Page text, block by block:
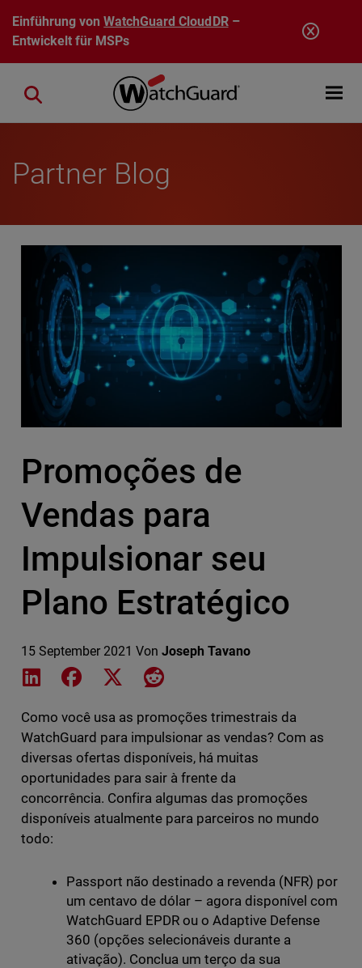
Direkt zum Inhalt
Einführung vonWatchGuard CloudDR–
Entwickelt für MSPs
Open
Close search
Partner Blog
Promoções de
Vendas para
Impulsionar seu
Plano Estratégico
15 September 2021 Von Joseph Tavano
Share on LinkedIn
Share on Facebook
Share on XShare on Reddit
Como você usa as promoções trimestrais da
WatchGuard para impulsionar as vendas? Com as
diversas ofertas disponíveis, há muitas
oportunidades para sair à frente da
concorrência. Confira algumas das promoções
disponíveis atualmente para parceiros no mundo
todo:
Passport não destinado a revenda (NFR) por
um centavo de dólar – agora disponível com
WatchGuard EPDR ou o Adaptive Defense
360 (opções selecionáveis durante a
ativação). Conclua um terço da sua